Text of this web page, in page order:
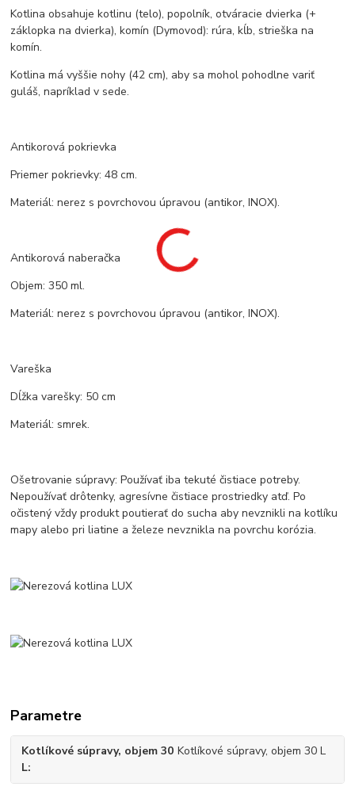
Kotlina obsahuje kotlinu (telo), popolník, otváracie dvierka (+
záklopka na dvierka), komín (Dymovod): rúra, kĺb, strieška na
komín.
Kotlina má vyššie nohy (42 cm), aby sa mohol pohodlne variť
guláš, napríklad v sede.
Antikorová pokrievka
Priemer pokrievky: 48 cm.
Materiál: nerez s povrchovou úpravou (antikor, INOX).
Antikorová naberačka
Objem: 350 ml.
Materiál: nerez s povrchovou úpravou (antikor, INOX).
Vareška
Dĺžka varešky: 50 cm
Materiál: smrek.
Ošetrovanie súpravy: Používať iba tekuté čistiace potreby.
Nepoužívať drôtenky, agresívne čistiace prostriedky atď. Po
očistený vždy produkt poutierať do sucha aby nevznikli na kotlíku
mapy alebo pri liatine a železe nevznikla na povrchu korózia.
Parametre
Kotlíkové súpravy, objem 30
L
Kotlíkové súpravy, objem 30 L